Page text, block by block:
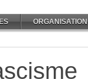
ORGANISATION